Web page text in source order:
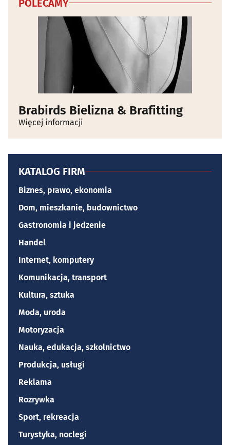
POLECAMY
Brabirds Bielizna & Brafitting
Więcej informacji
KATALOG FIRM
Biznes, prawo, ekonomia
Dom, mieszkanie, budownictwo
Gastronomia i jedzenie
Handel
Internet, komputery
Komunikacja, transport
Kultura, sztuka
Moda, uroda
Motoryzacja
Nauka, edukacja, szkolnictwo
Produkcja, usługi
Reklama
Rozrywka
Sport, rekreacja
Turystyka, noclegi